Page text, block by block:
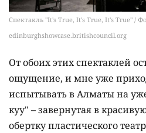
Спектакль "It's True, It's True, It's True" /
edinburghshowcase.britishcouncil.org
От обоих этих спектаклей
ощущение, и мне уже
испытывать в Алматы на
куу" – завернутая в
обертку пластического